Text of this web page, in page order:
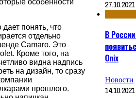
особенности
понять, что
отдельно
Camaro. Это
. Кроме того, на
видна надпись
на дизайн, то сразу
прошлого.
27.10.2021
В
Onix
Новости
14.10.2021